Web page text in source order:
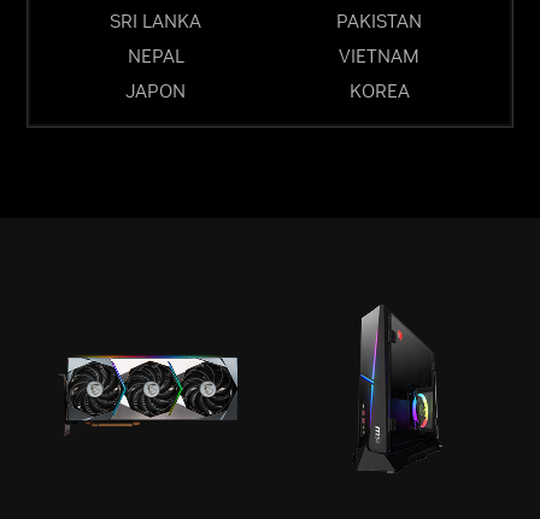
SRI LANKA
PAKISTAN
NEPAL
VIETNAM
JAPON
KOREA